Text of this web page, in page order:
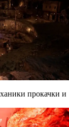
прокачки и